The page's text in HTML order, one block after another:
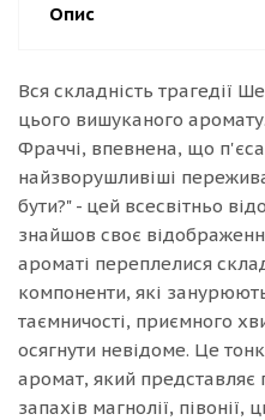
Опис
Вся складність трагедії
цього вишуканого
Фраччі, впевнена, що п'єса
найзворушливіші
бути?" - цей всесвітньо
знайшов своє
ароматі переплелися
компоненти, які
таємничості, приємного
осягнути невідоме. Це
аромат, який представляє
запахів магнолії, півонії,